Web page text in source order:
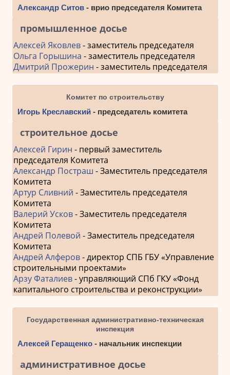
Александр Ситов- врио председателя Комитета
промышленное досье
Алексей Яковлев- заместитель председателя
Ольга Горышина - заместитель председателя
Дмитрий Прожерин - заместитель председателя
Комитет по строительству
Игорь Креславский - председатель комитета
строительное досье
Алексей Гирин - первый заместитель
председателя Комитета
Александр Постраш - Заместитель председателя
Комитета
Артур Сливний - Заместитель председателя
Комитета
Валерий Усков- Заместитель председателя
Комитета
Андрей Полевой - Заместитель председателя
Комитета
Андрей Алферов- директор СПБ ГБУ «Управление
строительными проектами»
Арзу Фаталиев- управляющий СПб ГКУ «Фонд
капитального строительства и реконструкции»
Государственная административно-техническая
инспекция
Алексей Геращенко- начальник инспекции
административное досье